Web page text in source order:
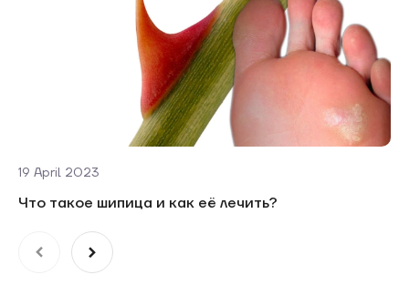
19 April 2023
Что такое шипица и как её лечить?